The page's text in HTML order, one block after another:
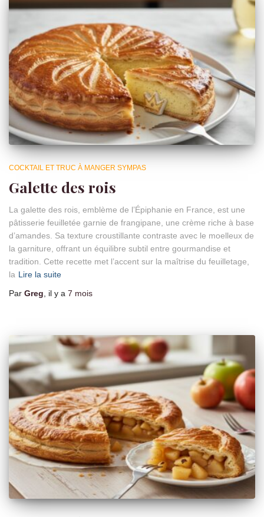
COCKTAIL ET TRUC À MANGER SYMPAS
Galette des rois
La galette des rois, emblème de l’Épiphanie en France, est une
pâtisserie feuilletée garnie de frangipane, une crème riche à base
d’amandes. Sa texture croustillante contraste avec le moelleux de
la garniture, offrant un équilibre subtil entre gourmandise et
tradition. Cette recette met l’accent sur la maîtrise du feuilletage,
la Lire la suite
Par Greg , il y a 7 mois